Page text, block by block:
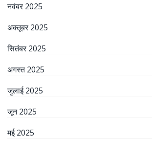
नवंबर 2025
अक्तूबर 2025
सितंबर 2025
अगस्त 2025
जुलाई 2025
जून 2025
मई 2025